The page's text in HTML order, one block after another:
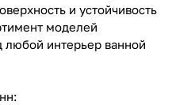
и устойчивость
моделей
любой интерьер ванной